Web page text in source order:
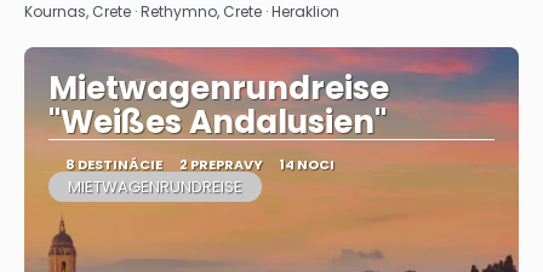
Kournas, Crete · Rethymno, Crete · Heraklion
Mietwagenrundreise
"Weißes Andalusien"
8 DESTINÁCIE 2 PREPRAVY 14 NOCI
MIETWAGENRUNDREISE